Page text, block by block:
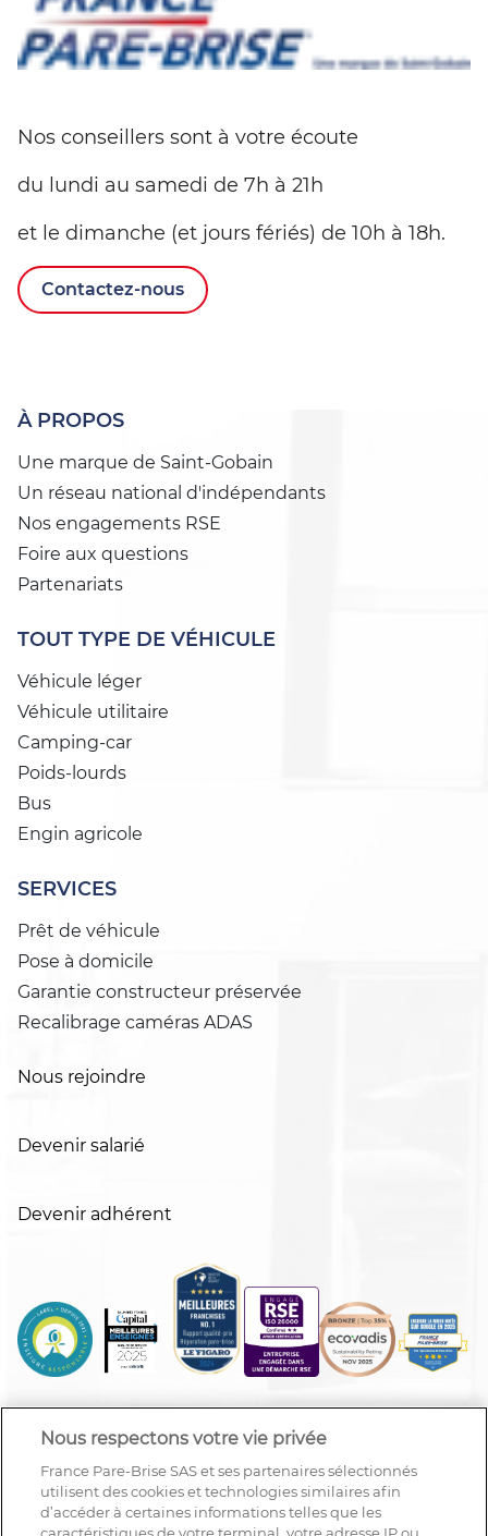
Nos conseillers sont à votre écoute
du lundi au samedi de 7h à 21h
et le dimanche (et jours fériés) de 10h à 18h.
Contactez-nous
À PROPOS
Une marque de Saint-Gobain
Un réseau national d'indépendants
Nos engagements RSE
Foire aux questions
Partenariats
TOUT TYPE DE VÉHICULE
Véhicule léger
Véhicule utilitaire
Camping-car
Poids-lourds
Bus
Engin agricole
SERVICES
Prêt de véhicule
Pose à domicile
Garantie constructeur préservée
Recalibrage caméras ADAS
Nous rejoindre
Devenir salarié
Devenir adhérent
Nous respectons votre vie privée
France Pare-Brise SAS et ses partenaires sélectionnés
utilisent des cookies et technologies similaires afin
d’accéder à certaines informations telles que les